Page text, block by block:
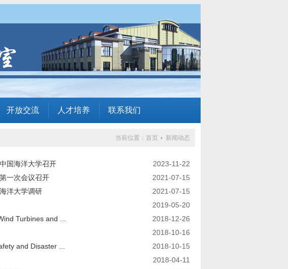
开放交流 人才培养 联系我们
当前位置： 首页 新闻动态
国海洋大学召开
2023-11-22
一次会议召开
2021-07-15
洋大学调研
2021-07-15
2019-05-20
Turbines and ...
2018-12-26
2018-10-16
and Disaster ...
2018-10-15
2018-04-11